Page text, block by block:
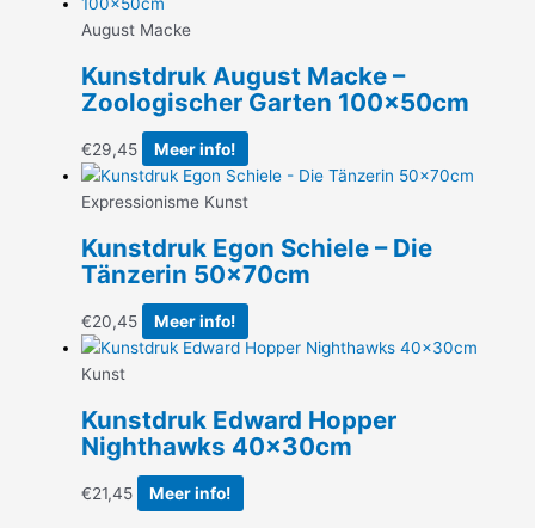
August Macke
Kunstdruk August Macke –
Zoologischer Garten 100x50cm
€29,45 Meer info!
Expressionisme Kunst
Kunstdruk Egon Schiele – Die
Tänzerin 50x70cm
€20,45 Meer info!
Kunst
Kunstdruk Edward Hopper
Nighthawks 40x30cm
€21,45 Meer info!